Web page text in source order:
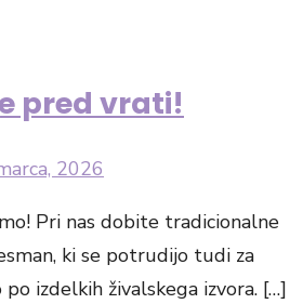
pred vrati!
2026
Pri nas dobite tradicionalne
ki se potrudijo tudi za
izdelkih živalskega izvora. […]